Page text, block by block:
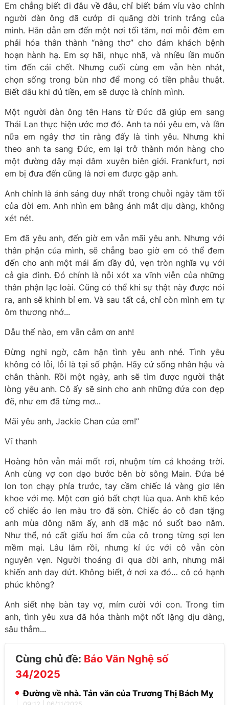
Em chẳng biết đi đâu về đâu, chỉ biết bám víu vào chính
người đàn ông đã cướp đi quãng đời trinh trắng của
mình. Hắn dẫn em đến một nơi tối tăm, nơi mỗi đêm em
phải hóa thân thành “nàng thơ” cho đám khách bệnh
hoạn hành hạ. Em sợ hãi, nhục nhã, và nhiều lần muốn
tìm đến cái chết. Nhưng cuối cùng em vẫn hèn nhát,
chọn sống trong bùn nhơ để mong có tiền phẫu thuật.
Biết đâu khi đủ tiền, em sẽ được là chính mình.
Một người đàn ông tên Hans từ Đức đã giúp em sang
Thái Lan thực hiện ước mơ đó. Anh ta nói yêu em, và lần
nữa em ngây thơ tin rằng đấy là tình yêu. Nhưng khi
theo anh ta sang Đức, em lại trở thành món hàng cho
một đường dây mại dâm xuyên biên giới. Frankfurt, nơi
em bị đưa đến cũng là nơi em được gặp anh.
Anh chính là ánh sáng duy nhất trong chuỗi ngày tăm tối
của đời em. Anh nhìn em bằng ánh mắt dịu dàng, không
xét nét.
Em đã yêu anh, đến giờ em vẫn mãi yêu anh. Nhưng với
thân phận của mình, sẽ chẳng bao giờ em có thể đem
đến cho anh một mái ấm đầy đủ, vẹn tròn nghĩa vụ với
cả gia đình. Đó chính là nỗi xót xa vĩnh viễn của những
thân phận lạc loài. Cũng có thể khi sự thật này được nói
ra, anh sẽ khinh bỉ em. Và sau tất cả, chỉ còn mình em tự
ôm thương nhớ...
Dẫu thế nào, em vẫn cảm ơn anh!
Đừng nghi ngờ, căm hận tình yêu anh nhé. Tình yêu
không có lỗi, lỗi là tại số phận. Hãy cứ sống nhân hậu và
chân thành. Rồi một ngày, anh sẽ tìm được người thật
lòng yêu anh. Cô ấy sẽ sinh cho anh những đứa con đẹp
đẽ, như em đã từng mơ...
Mãi yêu anh, Jackie Chan của em!”
Vĩ thanh
Hoàng hôn vẫn mải mốt rơi, nhuộm tím cả khoảng trời.
Anh cùng vợ con dạo bước bên bờ sông Main. Đứa bé
lon ton chạy phía trước, tay cầm chiếc lá vàng giơ lên
khoe với mẹ. Một cơn gió bất chợt lùa qua. Anh khẽ kéo
cổ chiếc áo len màu tro đã sờn. Chiếc áo cô đan tặng
anh mùa đông năm ấy, anh đã mặc nó suốt bao năm.
Như thể, nó cất giấu hơi ấm của cô trong từng sợi len
mềm mại. Lâu lắm rồi, nhưng kí ức với cô vẫn còn
nguyên vẹn. Người thoáng đi qua đời anh, nhưng mãi
khiến anh day dứt. Không biết, ở nơi xa đó… cô có hạnh
phúc không?
Anh siết nhẹ bàn tay vợ, mỉm cười với con. Trong tim
anh, tình yêu xưa đã hóa thành một nốt lặng dịu dàng,
sâu thẳm...
Cùng chủ đề: Báo Văn Nghệ số
34/2025
Đường về nhà. Tản văn của Trương Thị Bách Mỵ